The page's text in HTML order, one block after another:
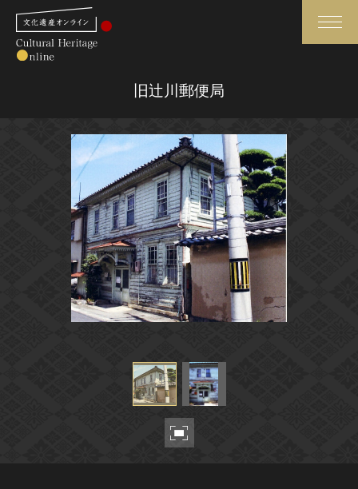
さらに詳細検索
カテゴリで見る
世界遺産と無形文化遺産
媒体資料・関連記事等
博物館、美術館の皆さまへ
文化庁よりご挨拶
今月のみどころ
ヘルプ
このサイトについて
関連サイトリンク
サイトマップ
旧辻川郵便局